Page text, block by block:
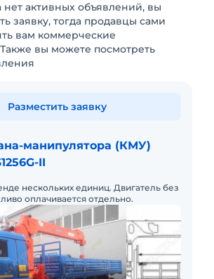
нет активных объявлений, вы
заявку, тогда продавцы сами
вам коммерческие
вы можете посмотреть
манипулятора (КМУ)
II
нескольких единиц. Двигатель без
оплачивается отдельно.
Разместить заявку